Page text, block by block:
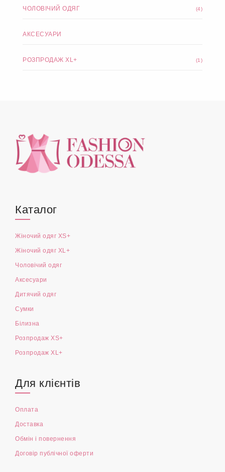
ЧОЛОВІЧИЙ ОДЯГ (4)
АКСЕСУАРИ
РОЗПРОДАЖ XL+ (1)
Каталог
Жіночий одяг XS+
Жіночий одяг XL+
Чоловічий одяг
Аксесуари
Дитячий одяг
Сумки
Білизна
Розпродаж XS+
Розпродаж XL+
Для клієнтів
Оплата
Доставка
Обмін і повернення
Договір публічної оферти